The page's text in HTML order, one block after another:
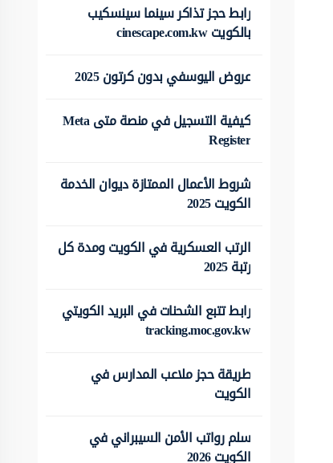
رابط حجز تذاكر سينما سينسكيب
بالكويت cinescape.com.kw
عروض اليوسفي بدون كرتون 2025
كيفية التسجيل في منصة متى Meta
Register
شروط الأعمال الممتازة ديوان الخدمة
الكويت 2025
الرتب العسكرية في الكويت ومدة كل
رتبة 2025
رابط تتبع الشحنات في البريد الكويتي
tracking.moc.gov.kw
طريقة حجز ملاعب المدارس في
الكويت
سلم رواتب الأمن السيبراني في
الكويت 2026